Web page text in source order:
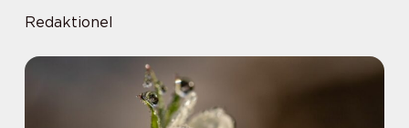
Redaktionel